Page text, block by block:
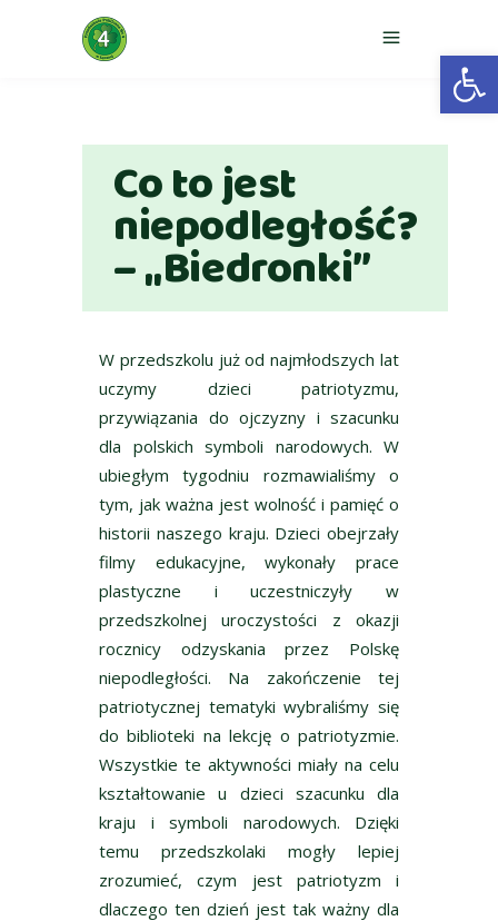
Co to jest
niepodległość?
– „Biedronki”
W przedszkolu już od najmłodszych lat
uczymy dzieci patriotyzmu,
przywiązania do ojczyzny i szacunku
dla polskich symboli narodowych. W
ubiegłym tygodniu rozmawialiśmy o
tym, jak ważna jest wolność i pamięć o
historii naszego kraju. Dzieci obejrzały
filmy edukacyjne, wykonały prace
plastyczne i uczestniczyły w
przedszkolnej uroczystości z okazji
rocznicy odzyskania przez Polskę
niepodległości. Na zakończenie tej
patriotycznej tematyki wybraliśmy się
do biblioteki na lekcję o patriotyzmie.
Wszystkie te aktywności miały na celu
kształtowanie u dzieci szacunku dla
kraju i symboli narodowych. Dzięki
temu przedszkolaki mogły lepiej
zrozumieć, czym jest patriotyzm i
dlaczego ten dzień jest tak ważny dla